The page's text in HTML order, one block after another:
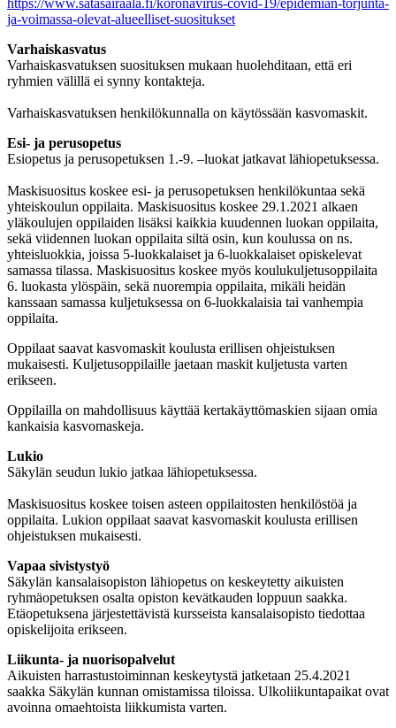
ja-voimassa-olevat-alueelliset-suositukset
Varhaiskasvatus
Varhaiskasvatuksen suosituksen mukaan huolehditaan, että eri
ryhmien välillä ei synny kontakteja.
Varhaiskasvatuksen henkilökunnalla on käytössään kasvomaskit.
Esi- ja perusopetus
Esiopetus ja perusopetuksen 1.-9. –luokat jatkavat lähiopetuksessa.
Maskisuositus koskee esi- ja perusopetuksen henkilökuntaa sekä
yhteiskoulun oppilaita. Maskisuositus koskee 29.1.2021 alkaen
yläkoulujen oppilaiden lisäksi kaikkia kuudennen luokan oppilaita,
sekä viidennen luokan oppilaita siltä osin, kun koulussa on ns.
yhteisluokkia, joissa 5-luokkalaiset ja 6-luokkalaiset opiskelevat
samassa tilassa. Maskisuositus koskee myös koulukuljetusoppilaita
6. luokasta ylöspäin, sekä nuorempia oppilaita, mikäli heidän
kanssaan samassa kuljetuksessa on 6-luokkalaisia tai vanhempia
oppilaita.
Oppilaat saavat kasvomaskit koulusta erillisen ohjeistuksen
mukaisesti. Kuljetusoppilaille jaetaan maskit kuljetusta varten
erikseen.
Oppilailla on mahdollisuus käyttää kertakäyttömaskien sijaan omia
kankaisia kasvomaskeja.
Lukio
Säkylän seudun lukio jatkaa lähiopetuksessa.
Maskisuositus koskee toisen asteen oppilaitosten henkilöstöä ja
oppilaita. Lukion oppilaat saavat kasvomaskit koulusta erillisen
ohjeistuksen mukaisesti.
Vapaa sivistystyö
Säkylän kansalaisopiston lähiopetus on keskeytetty aikuisten
ryhmäopetuksen osalta opiston kevätkauden loppuun saakka.
Etäopetuksena järjestettävistä kursseista kansalaisopisto tiedottaa
opiskelijoita erikseen.
Liikunta- ja nuorisopalvelut
Aikuisten harrastustoiminnan keskeytystä jatketaan 25.4.2021
saakka Säkylän kunnan omistamissa tiloissa. Ulkoliikuntapaikat ovat
avoinna omaehtoista liikkumista varten.